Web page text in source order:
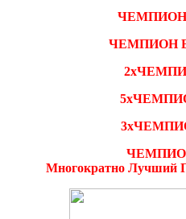
ЧЕМПИОН
Многократно Лучший